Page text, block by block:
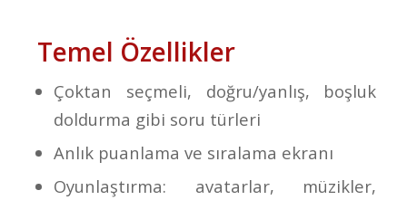
Temel Özellikler
Çoktan seçmeli, doğru/yanlış, boşluk
doldurma gibi soru türleri
Anlık puanlama ve sıralama ekranı
Oyunlaştırma: avatarlar, müzikler,